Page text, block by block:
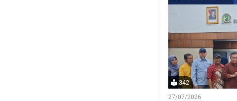
342
27/07/2026